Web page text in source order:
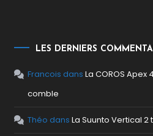
LES DERNIERS
Francois dansLa COROS
comble
Théo dansLa Suunto Vertical